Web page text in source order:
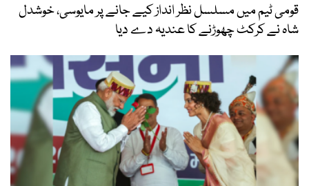
قومی ٹیم میں مسلسل نظر انداز کیے جانے پر مایوسی، خوشدل
شاہ نے کرکٹ چھوڑنے کا عندیہ دے دیا